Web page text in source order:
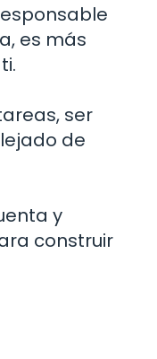
es más
ser
de
y
construir